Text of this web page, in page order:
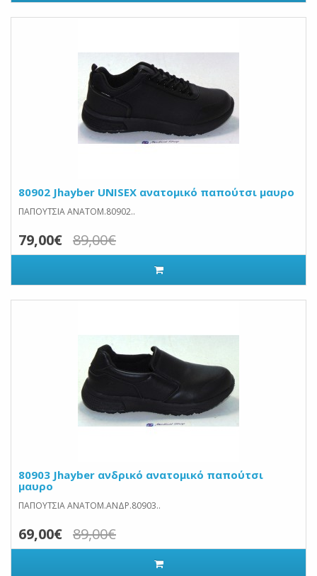
80902 Jhayber UNISEX ανατομικό παπούτσι μαυρο
ΠΑΠΟΥΤΣΙΑ ΑΝΑΤΟΜ.80902..
79,00€ 89,00€
80903 Jhayber ανδρικό ανατομικό παπούτσι
μαυρο
ΠΑΠΟΥΤΣΙΑ ΑΝΑΤΟΜ.ΑΝΔΡ.80903..
69,00€ 89,00€